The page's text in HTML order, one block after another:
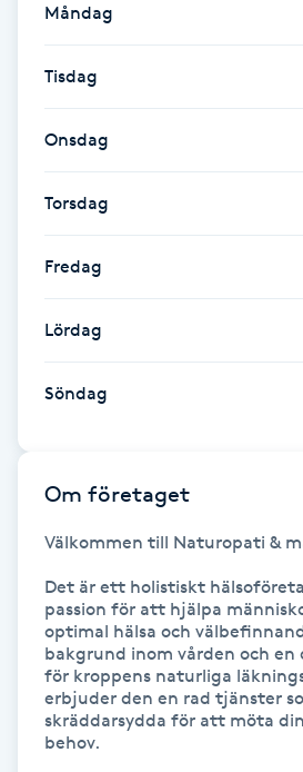
Hollywood Peel
Hot Stone Massage
Hot yoga
Hudföryngring
Huduppstramning
Hudvård
Hyaluronsyra
Hårborttagning
Hårbottenbehandling
Hårförlängning
Måndag
Tisdag
Onsdag
Torsdag
Fredag
Lördag
Söndag
Om företaget
Välkommen till Naturopati &
Det är ett holistiskt
passion för att hjälpa
optimal hälsa och
bakgrund inom vården och en
för kroppens naturliga
erbjuder den en rad tjänster
skräddarsydda för att möta
behov.